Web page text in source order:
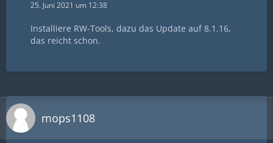
25. Juni 2021 um 12:38
Installiere RW-Tools, dazu das Update auf 8.1.16,
das reicht schon.
mops1108